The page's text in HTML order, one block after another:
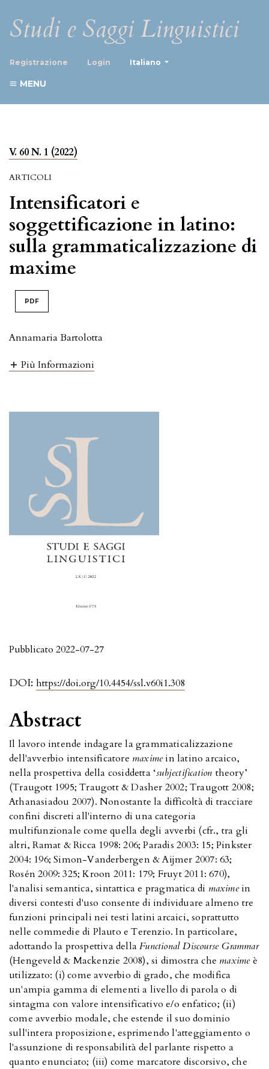
Studi e Saggi Linguistici
Registrazione Login Italiano
MENU
V. 60 N. 1 (2022)
ARTICOLI
Intensificatori e
soggettificazione in latino:
sulla grammaticalizzazione di
maxime
PDF
Annamaria Bartolotta
Più Informazioni
DOI: https://doi.org/10.4454/ssl.v60i1.308
Pubblicato 2022-07-27
Abstract
Il lavoro intende indagare la grammaticalizzazione
dell'avverbio intensificatore maximein latino arcaico,
nella prospettiva della cosiddetta ‘subjectification theory’
(Traugott 1995; Traugott & Dasher 2002; Traugott 2008;
Athanasiadou 2007). Nonostante la difficoltà di tracciare
confini discreti all'interno di una categoria
multifunzionale come quella degli avverbi (cfr., tra gli
altri, Ramat & Ricca 1998: 206; Paradis 2003: 15; Pinkster
2004: 196; Simon-Vanderbergen & Aijmer 2007: 63;
Rosén 2009: 325; Kroon 2011: 179; Fruyt 2011: 670),
l'analisi semantica, sintattica e pragmatica di maximein
diversi contesti d'uso consente di individuare almeno tre
funzioni principali nei testi latini arcaici, soprattutto
nelle commedie di Plauto e Terenzio. In particolare,
adottando la prospettiva dellaFunctional Discourse Grammar
(Hengeveld & Mackenzie 2008), si dimostra che maximeè
utilizzato: (i) come avverbio di grado, che modifica
un'ampia gamma di elementi a livello di parola o di
sintagma con valore intensificativo e/o enfatico; (ii)
come avverbio modale, che estende il suo dominio
sull'intera proposizione, esprimendo l'atteggiamento o
l'assunzione di responsabilità del parlante rispetto a
quanto enunciato; (iii) come marcatore discorsivo, che